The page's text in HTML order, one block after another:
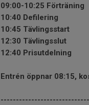
09:00-10:25 Förträning
10:40 Defilering
10:45 Tävlingsstart
12:30 Tävlingsslut
12:40 Prisutdelning
Entrén öppnar 08:15,